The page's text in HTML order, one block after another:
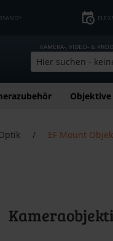
KAMERA-, VIDEO- &
Objektive
/ EF Mount